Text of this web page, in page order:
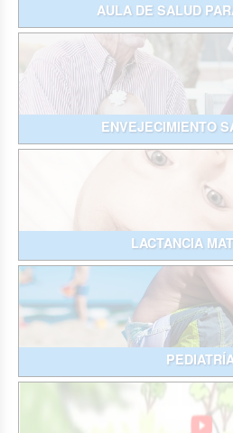
AULA DE SALUD
ENVEJECIMIENTO
LACTANCIA